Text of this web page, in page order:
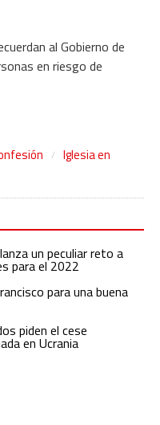
al Gobierno de
en riesgo de
Iglesia en
un peculiar reto a
para el 2022
para una buena
piden el cese
en Ucrania